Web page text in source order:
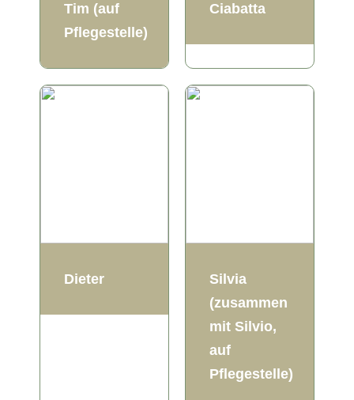
Tim (auf
Pflegestelle)
Ciabatta
Dieter
Silvia
(zusammen
mit Silvio,
auf
Pflegestelle)